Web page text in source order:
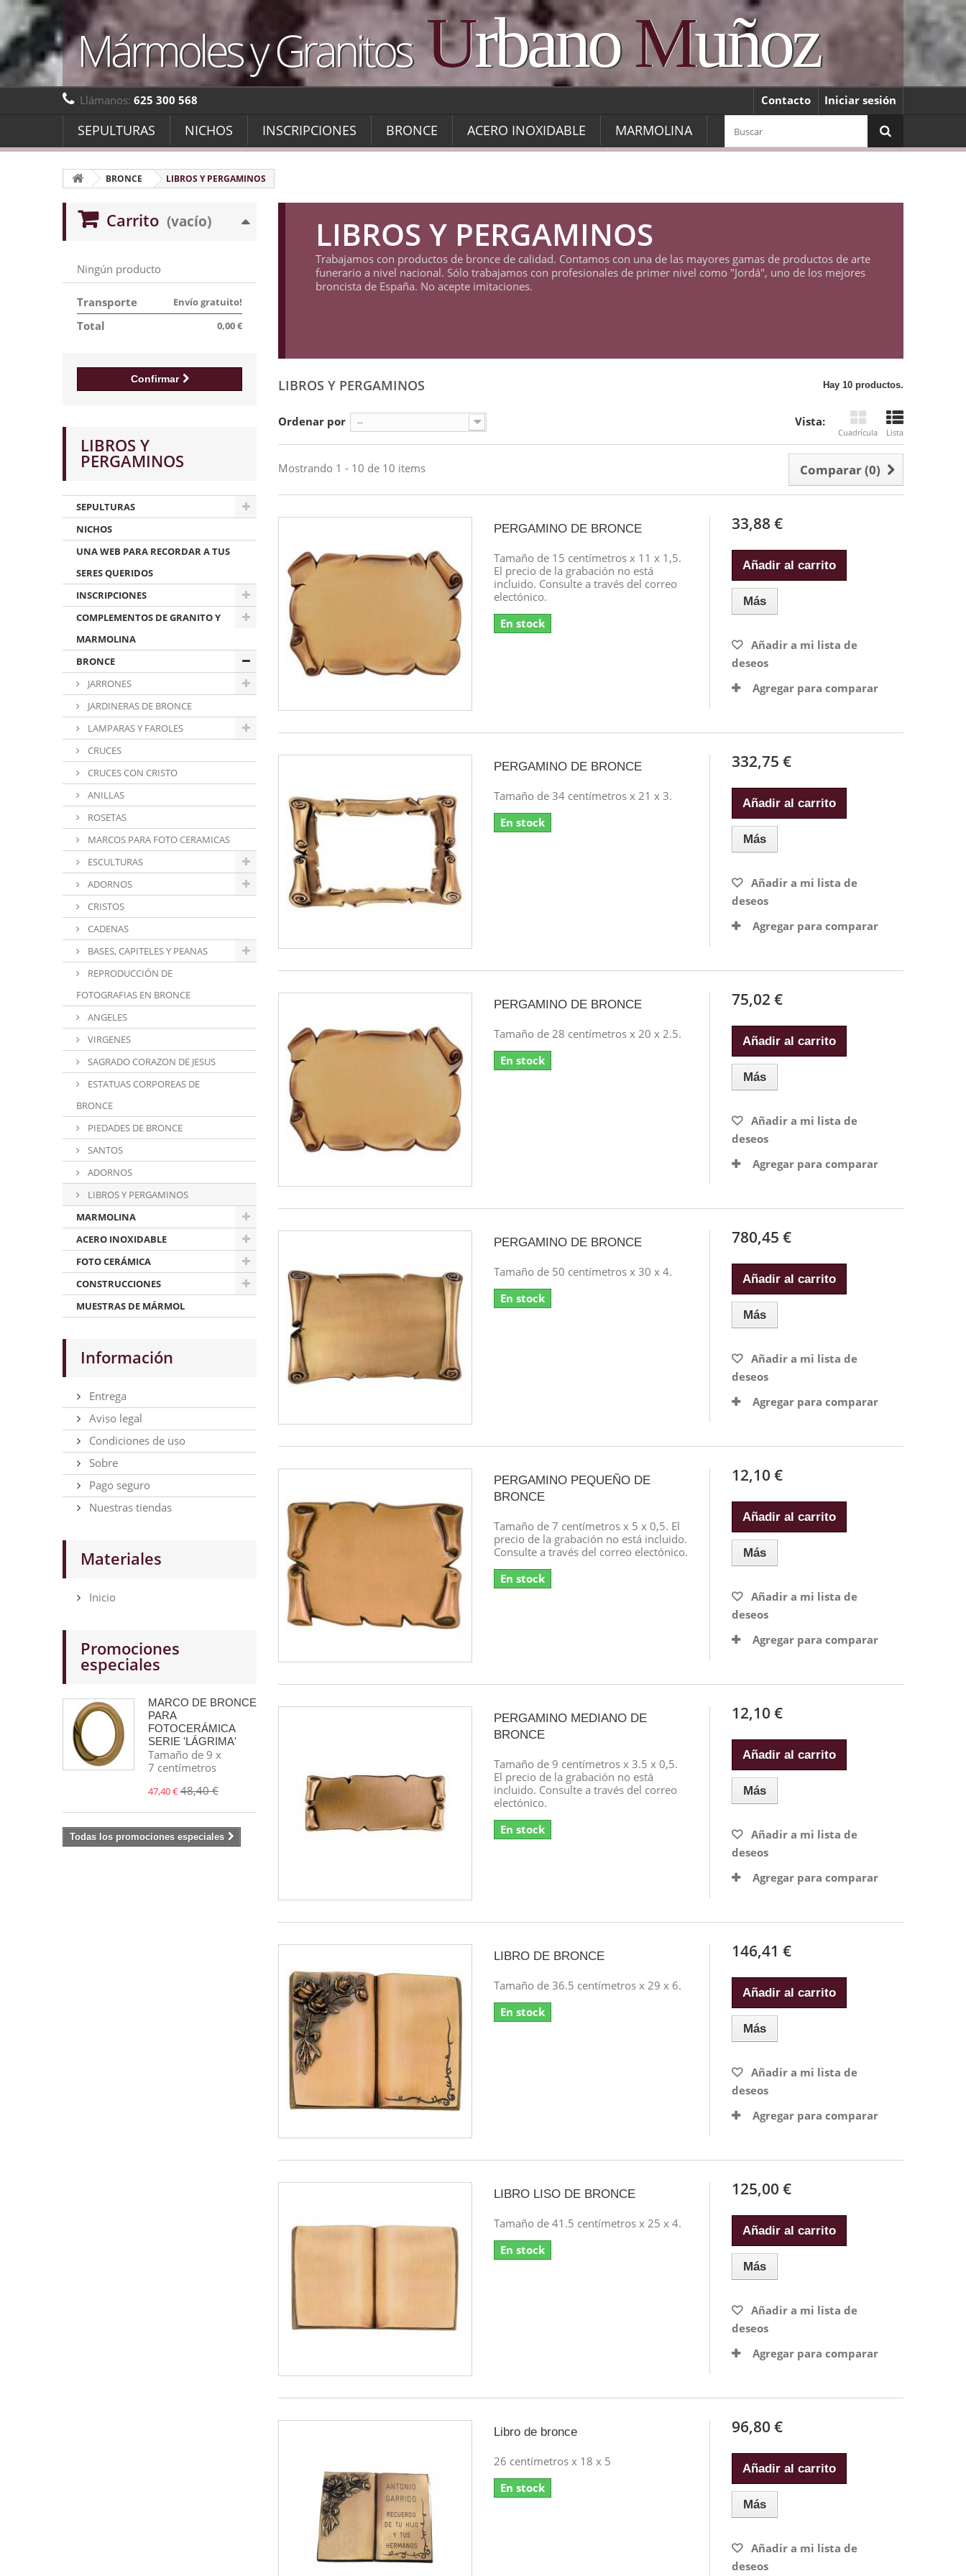
Mármoles y GranitosUrbanoMuñoz
Iniciar sesión
Contacto
Llámanos: 625 300 568
SEPULTURAS NICHOS INSCRIPCIONES BRONCE ACERO INOXIDABLE MARMOLINA
BRONCE LIBROS Y PERGAMINOS
Carrito (vacío)
Ningún producto
Envío gratuito!
Transporte
0,00 €
Total
Confirmar
LIBROS Y
PERGAMINOS
SEPULTURAS
NICHOS
UNA WEB PARA RECORDAR A TUS
SERES QUERIDOS
INSCRIPCIONES
COMPLEMENTOS DE GRANITO Y
MARMOLINA
BRONCE
JARRONES
JARDINERAS DE BRONCE
LAMPARAS Y FAROLES
CRUCES
CRUCES CON CRISTO
ANILLAS
ROSETAS
MARCOS PARA FOTO CERAMICAS
ESCULTURAS
ADORNOS
CRISTOS
CADENAS
BASES, CAPITELES Y PEANAS
REPRODUCCIÓN DE
FOTOGRAFIAS EN BRONCE
ANGELES
VIRGENES
SAGRADO CORAZON DE JESUS
ESTATUAS CORPOREAS DE
BRONCE
PIEDADES DE BRONCE
SANTOS
ADORNOS
LIBROS Y PERGAMINOS
MARMOLINA
ACERO INOXIDABLE
FOTO CERÁMICA
CONSTRUCCIONES
MUESTRAS DE MÁRMOL
Información
Entrega
Aviso legal
Condiciones de uso
Sobre
Pago seguro
Nuestras tiendas
Materiales
Inicio
Promociones
especiales
MARCO DE BRONCE
PARA
FOTOCERÁMICA
SERIE 'LÁGRIMA'
Tamaño de 9 x
7 centímetros
47,40 €48,40 €
Todas los promociones especiales
LIBROS Y PERGAMINOS
Trabajamos con productos de bronce de calidad. Contamos con una de las mayores gamas de productos de arte
funerario a nivel nacional. Sólo trabajamos con profesionales de primer nivel como "Jordá", uno de los mejores
broncista de España. No acepte imitaciones.
LIBROS Y PERGAMINOS Hay 10 productos.
Vista:
Cuadrícula Lista
Ordenar por --
Comparar (0)
Mostrando 1 - 10 de 10 items
PERGAMINO DE BRONCE
Tamaño de 15 centímetros x 11 x 1,5.
El precio de la grabación no está
incluido. Consulte a través del correo
electónico.
En stock
33,88 €
Añadir al carrito
Más
Añadir a mi lista de
deseos
Agregar para comparar
PERGAMINO DE BRONCE
Tamaño de 34 centímetros x 21 x 3.
En stock
332,75 €
Añadir al carrito
Más
Añadir a mi lista de
deseos
Agregar para comparar
PERGAMINO DE BRONCE
Tamaño de 28 centímetros x 20 x 2.5.
En stock
75,02 €
Añadir al carrito
Más
Añadir a mi lista de
deseos
Agregar para comparar
PERGAMINO DE BRONCE
Tamaño de 50 centímetros x 30 x 4.
En stock
780,45 €
Añadir al carrito
Más
Añadir a mi lista de
deseos
Agregar para comparar
PERGAMINO PEQUEÑO DE
BRONCE
Tamaño de 7 centímetros x 5 x 0,5. El
precio de la grabación no está incluido.
Consulte a través del correo electónico.
En stock
12,10 €
Añadir al carrito
Más
Añadir a mi lista de
deseos
Agregar para comparar
PERGAMINO MEDIANO DE
BRONCE
Tamaño de 9 centímetros x 3.5 x 0,5.
El precio de la grabación no está
incluido. Consulte a través del correo
electónico.
En stock
12,10 €
Añadir al carrito
Más
Añadir a mi lista de
deseos
Agregar para comparar
LIBRO DE BRONCE
Tamaño de 36.5 centímetros x 29 x 6.
En stock
146,41 €
Añadir al carrito
Más
Añadir a mi lista de
deseos
Agregar para comparar
LIBRO LISO DE BRONCE
Tamaño de 41.5 centímetros x 25 x 4.
En stock
125,00 €
Añadir al carrito
Más
Añadir a mi lista de
deseos
Agregar para comparar
Libro de bronce
26 centímetros x 18 x 5
En stock
96,80 €
Añadir al carrito
Más
Añadir a mi lista de
deseos